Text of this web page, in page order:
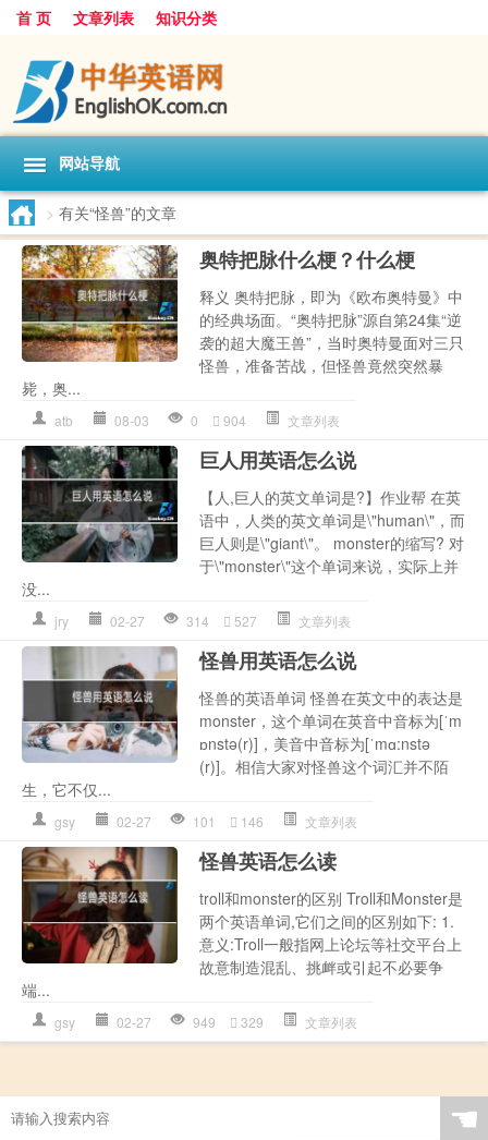
首 页 文章列表 知识分类
网站导航
> 有关“怪兽”的文章
奥特把脉什么梗？什么梗
释义 奥特把脉，即为《欧布奥特曼》中
的经典场面。“奥特把脉”源自第24集“逆
袭的超大魔王兽”，当时奥特曼面对三只
怪兽，准备苦战，但怪兽竟然突然暴
毙，奥...
atb 08-03 0 904 文章列表
巨人用英语怎么说
【人,巨人的英文单词是?】作业帮 在英
语中，人类的英文单词是\"human\"，而
巨人则是\"giant\"。 monster的缩写? 对
于\"monster\"这个单词来说，实际上并
没...
jry 02-27 314 527 文章列表
怪兽用英语怎么说
怪兽的英语单词 怪兽在英文中的表达是
monster，这个单词在英音中音标为[ˈm
ɒnstə(r)]，美音中音标为[ˈmɑ:nstə
(r)]。相信大家对怪兽这个词汇并不陌
生，它不仅...
gsy 02-27 101 146 文章列表
怪兽英语怎么读
troll和monster的区别 Troll和Monster是
两个英语单词,它们之间的区别如下: 1.
意义:Troll一般指网上论坛等社交平台上
故意制造混乱、挑衅或引起不必要争
端...
gsy 02-27 949 329 文章列表
☚